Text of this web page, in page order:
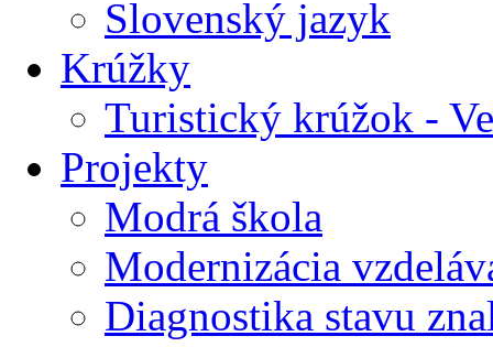
Slovenský jazyk
Krúžky
Turistický krúžok -
Projekty
Modrá škola
Modernizácia
Diagnostika stavu